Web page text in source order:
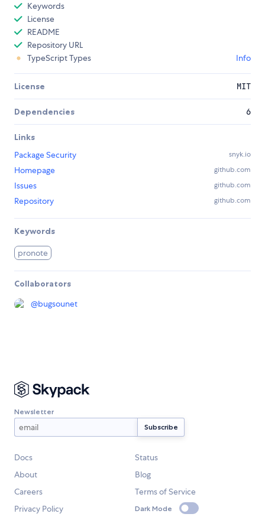
Keywords
License
README
Repository URL
TypeScript Types
Info
License MIT
Dependencies 6
Links
Package Security
snyk.io
Homepage github.com
Issues github.com
Repository github.com
Keywords
pronote
Collaborators
@bugsounet
Newsletter
Docs
Status
About
Blog
Careers
Terms of Service
Privacy Policy
Dark Mode